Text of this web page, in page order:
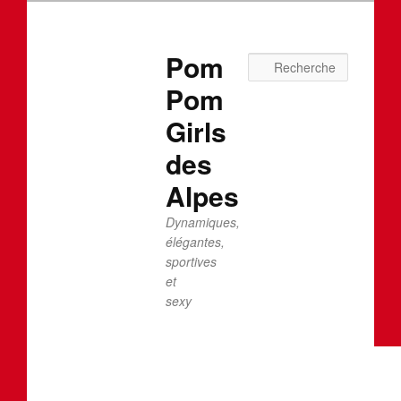
Pom
Pom
Girls
des
Alpes
Dynamiques,
élégantes,
sportives
et
sexy